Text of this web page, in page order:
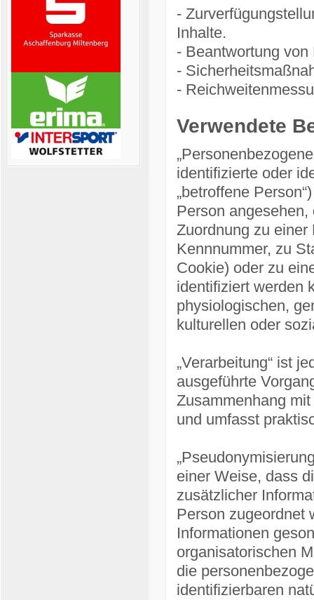
-
Inhalte.
- Beantwortung
-
-
Verwendete
identifizierte oder
„betroffene
Person
Zuordnung zu
Kennnummer, zu
Cookie) oder zu
identifiziert werden
physiologischen,
kulturellen oder
„Verarbeitung“ ist
ausgeführte
Zusammenhang
und umfasst
einer Weise, dass
zusätzlicher
Person zugeordnet
Informationen
organisatorischen
die
identifizierbaren